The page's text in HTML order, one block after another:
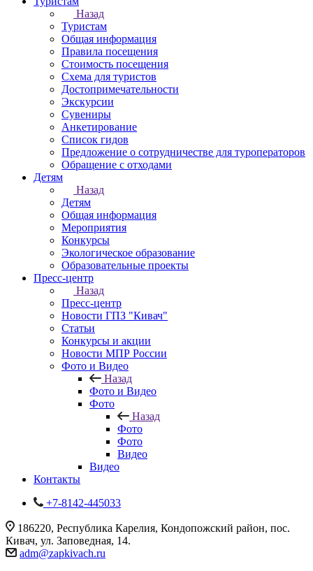
Назад
Туристам
Общая информация
Правила посещения
Стоимость посещения
Схема для туристов
Достопримечательности
Экскурсии
Сувениры
Анкетирование
Список гидов
Предложение о сотрудничестве для туроператоров
Обращение с отходами
Детям
Назад
Детям
Общая информация
Мероприятия
Конкурсы
Экологическое образование
Образовательные проекты
Пресс-центр
Назад
Пресс-центр
Новости ГПЗ "Кивач"
Статьи
Конкурсы и акции
Новости МПР России
Фото и Видео
Назад
Фото и Видео
Фото
Назад
Фото
Фото
Видео
Видео
Контакты
+7-8142-445033
186220, Республика Карелия, Кондопожский район, пос.
Кивач, ул. Заповедная, 14.
adm@zapkivach.ru